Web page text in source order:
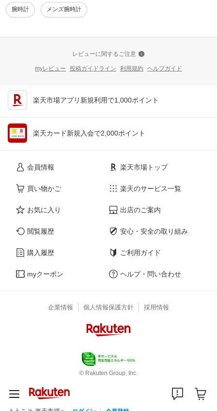
腕時計 メンズ腕時計
レビューに関するご注意
myレビュー 投稿ガイドライン 利用規約 ヘルプガイド
楽天市場アプリ新規利用で1,000ポイント
楽天カード新規入会で2,000ポイント
会員情報
買い物かご
お気に入り
閲覧履歴
購入履歴
myクーポン
楽天市場トップ
楽天のサービス一覧
出店のご案内
安心・安全の取り組み
ご利用ガイド
ヘルプ・問い合わせ
企業情報 個人情報保護方針 採用情報
© Rakuten Group, Inc.